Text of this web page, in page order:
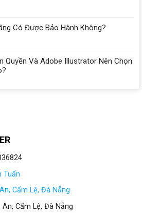
Có Được Bảo Hành Không?
Quyền Và Adobe Illustrator Nên Chọn
Tuấn
Cẩm Lệ, Đà Nẵng
Cẩm Lệ, Đà Nẵng